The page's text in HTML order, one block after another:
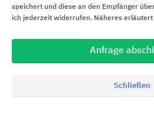
verlässliche und qualifizierte
rund um das Thema
DieDÖRKEN Membranes
speichert und diese an den Empfänger
ich jederzeit widerrufen. Näheres erläutert
Anfrage
Schließen